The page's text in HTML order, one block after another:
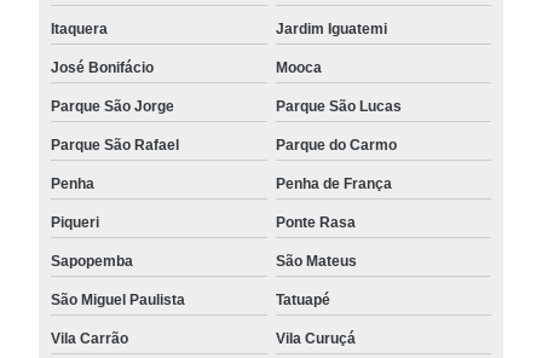
Itaquera Jardim Iguatemi
José Bonifácio Mooca
Parque São Jorge Parque São Lucas
Parque São Rafael Parque do Carmo
Penha Penha de França
Piqueri Ponte Rasa
Sapopemba São Mateus
São Miguel Paulista Tatuapé
Vila Carrão Vila Curuçá